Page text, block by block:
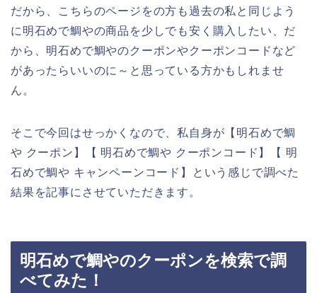
だから、こちらのページをの方も過去の私と同じよう
に明石めで鯛やの商品を少しでも安く購入したい、だ
から、明石めで鯛やのクーポンやクーポンコードなど
があったらいいのに～と思っている方かもしれませ
ん。
そこで今回はせっかくなので、私自身が【明石めで鯛
や クーポン】【 明石めで鯛や クーポンコード】【 明
石めで鯛や キャンペーンコード】という感じで調べた
結果を記事にさせていただきます。
明石めで鯛やのクーポンを検索で調
べてみた！